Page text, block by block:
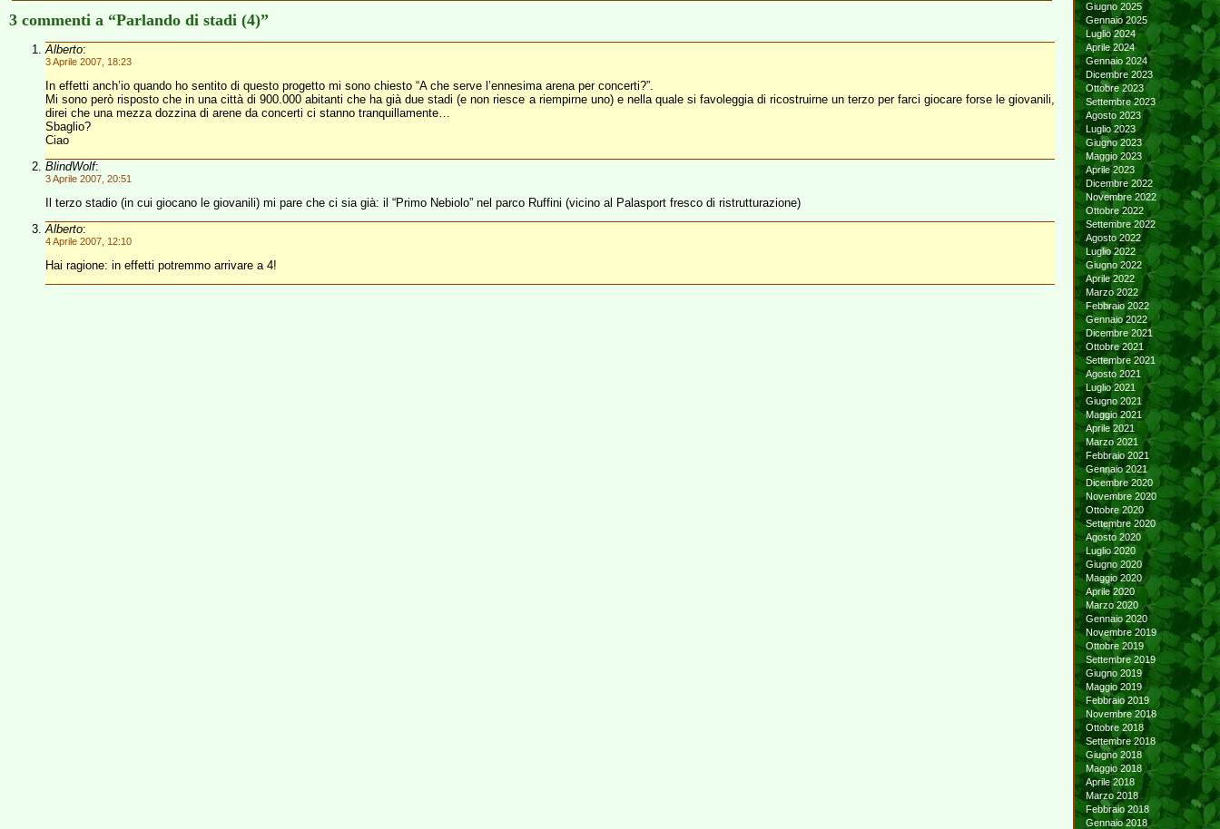
3 commenti a “Parlando di stadi (4)”
Alberto:
3 Aprile 2007, 18:23
In effetti anch’io quando ho sentito di questo progetto mi sono chiesto “A che serve l’ennesima arena per concerti?”.
Mi sono però risposto che in una città di 900.000 abitanti che ha già due stadi (e non riesce a riempirne uno) e nella quale si favoleggia di ricostruirne un terzo per farci giocare forse le giovanili,
direi che una mezza dozzina di arene da concerti ci stanno tranquillamente…
Sbaglio?
Ciao
BlindWolf:
3 Aprile 2007, 20:51
Il terzo stadio (in cui giocano le giovanili) mi pare che ci sia già: il “Primo Nebiolo” nel parco Ruffini (vicino al Palasport fresco di ristrutturazione)
Alberto:
4 Aprile 2007, 12:10
Hai ragione: in effetti potremmo arrivare a 4!
Giugno 2025
Gennaio 2025
Luglio 2024
Aprile 2024
Gennaio 2024
Dicembre 2023
Ottobre 2023
Settembre 2023
Agosto 2023
Luglio 2023
Giugno 2023
Maggio 2023
Aprile 2023
Dicembre 2022
Novembre 2022
Ottobre 2022
Settembre 2022
Agosto 2022
Luglio 2022
Giugno 2022
Aprile 2022
Marzo 2022
Febbraio 2022
Gennaio 2022
Dicembre 2021
Ottobre 2021
Settembre 2021
Agosto 2021
Luglio 2021
Giugno 2021
Maggio 2021
Aprile 2021
Marzo 2021
Febbraio 2021
Gennaio 2021
Dicembre 2020
Novembre 2020
Ottobre 2020
Settembre 2020
Agosto 2020
Luglio 2020
Giugno 2020
Maggio 2020
Aprile 2020
Marzo 2020
Gennaio 2020
Novembre 2019
Ottobre 2019
Settembre 2019
Giugno 2019
Maggio 2019
Febbraio 2019
Novembre 2018
Ottobre 2018
Settembre 2018
Giugno 2018
Maggio 2018
Aprile 2018
Marzo 2018
Febbraio 2018
Gennaio 2018